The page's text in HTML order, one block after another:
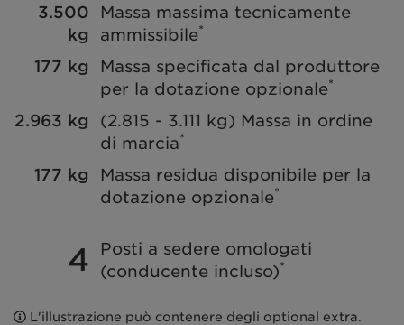
3.500
kg
Massa massima tecnicamente
ammissibile*
177 kg
Massa specificata dal produttore
per la dotazione opzionale*
2.963 kg (2.815 - 3.111 kg) Massa in ordine
di marcia*
177 kg
Massa residua disponibile per la
dotazione opzionale*
4
Posti a sedere omologati
(conducente incluso)*
L'illustrazione può contenere degli optional extra.